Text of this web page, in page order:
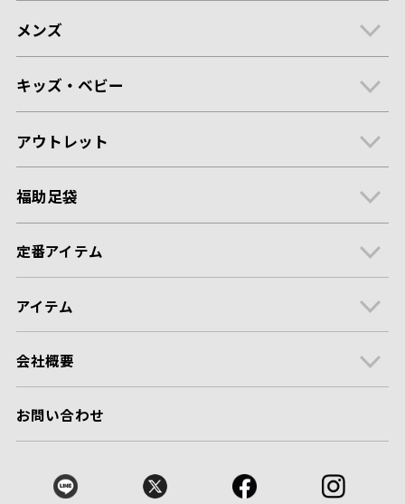
メンズ
キッズ・ベビー
アウトレット
福助足袋
定番アイテム
アイテム
会社概要
お問い合わせ